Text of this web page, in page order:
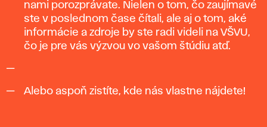
nami porozprávate. Nielen o tom, čo zaujímavé
ste v poslednom čase čítali, ale aj o tom, aké
informácie a zdroje by ste radi videli na VŠVU,
čo je pre vás výzvou vo vašom štúdiu atď.
Alebo aspoň zistíte, kde nás vlastne nájdete!